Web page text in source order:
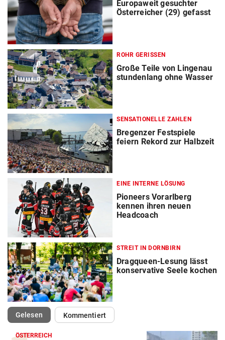
Europaweit gesuchter
Österreicher (29) gefasst
ROHR GERISSEN
Große Teile von Lingenau
stundenlang ohne Wasser
SENSATIONELLE ZAHLEN
Bregenzer Festspiele
feiern Rekord zur Halbzeit
EINE INTERNE LÖSUNG
Pioneers Vorarlberg
kennen ihren neuen
Headcoach
STREIT IN DORNBIRN
Dragqueen-Lesung lässt
konservative Seele kochen
Gelesen(ausgewählt)Kommentiert
ÖSTERREICH